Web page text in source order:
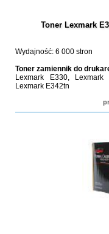
Toner Lexmark
Wydajność: 6 000 stron
Toner zamiennik do
Lexmark E330,
Lexmark E342tn